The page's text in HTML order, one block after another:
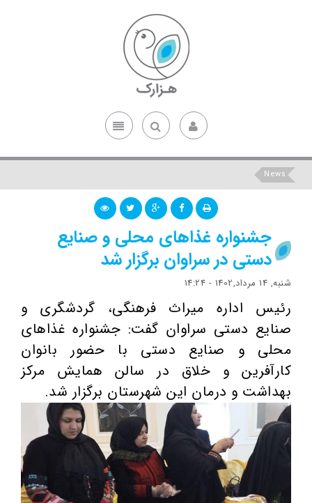
News
جشنواره غذاهای محلی و صنایع
دستی در سراوان برگزار شد
شنبه, 14 مرداد,1402 - 14:24
رئیس اداره میراث فرهنگی، گردشگری و
صنایع دستی سراوان گفت: جشنواره غذاهای
محلی و صنایع دستی با حضور بانوان
کارآفرین و خلاق در سالن همایش مرکز
بهداشت و درمان این شهرستان برگزار شد.